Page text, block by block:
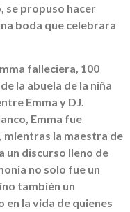
se propuso hacer
boda que celebrara
falleciera, 100
la abuela de la niña
Emma y DJ.
Emma fue
mientras la maestra de
un discurso lleno de
no solo fue un
también un
la vida de quienes